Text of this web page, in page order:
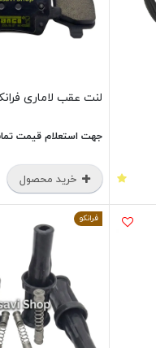
لنت عقب لاماری
جهت استعلام قیمت
خرید محصول
فرانکو